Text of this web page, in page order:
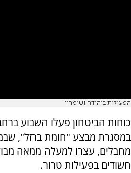
הפעילות ביהודה ושומרון
כוחות הביטחון פעלו השבוע
במסגרת מבצע "חומת ברזל",
מחבלים, עצרו למעלה ממאה
חשודים בפעילות טרור.